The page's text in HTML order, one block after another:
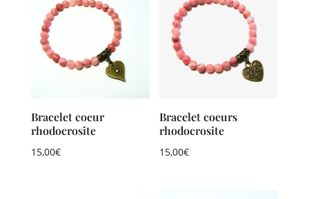
Bracelet coeur
rhodocrosite
15,00€
Bracelet coeurs
rhodocrosite
15,00€